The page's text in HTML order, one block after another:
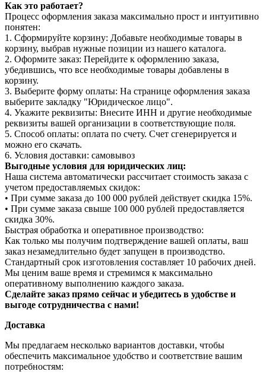
Как это работает?
Процесс оформления заказа максимально прост и интуитивно
понятен:
1. Сформируйте корзину: Добавьте необходимые товары в
корзину, выбрав нужные позиции из нашего каталога.
2. Оформите заказ: Перейдите к оформлению заказа,
убедившись, что все необходимые товары добавлены в
корзину.
3. Выберите форму оплаты: На странице оформления заказа
выберите закладку "Юридическое лицо".
4. Укажите реквизиты: Внесите ИНН и другие необходимые
реквизиты вашей организации в соответствующие поля.
5. Способ оплаты: оплата по счету. Счет сгенерируется и
можно его скачать.
6. Условия доставки: самовывоз
Выгодные условия для юридических лиц:
Наша система автоматически рассчитает стоимость заказа с
учетом предоставляемых скидок:
• При сумме заказа до 100 000 рублей действует скидка 15%.
• При сумме заказа свыше 100 000 рублей предоставляется
скидка 30%.
Быстрая обработка и оперативное производство:
Как только мы получим подтверждение вашей оплаты, ваш
заказ незамедлительно будет запущен в производство.
Стандартный срок изготовления составляет 10 рабочих дней.
Мы ценим ваше время и стремимся к максимально
оперативному выполнению каждого заказа.
Сделайте заказ прямо сейчас и убедитесь в удобстве и
выгоде сотрудничества с нами!
Доставка
Мы предлагаем несколько вариантов доставки, чтобы
обеспечить максимальное удобство и соответствие вашим
потребностям: